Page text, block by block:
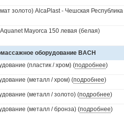
золото) AlcaPlast - Чешская Республика
Mayorca 150 левая (белая)
оборудование BACH
(пластик / хром) (подробнее)
(металл / хром) (подробнее)
(металл / золото) (подробнее)
(металл / бронза) (подробнее)